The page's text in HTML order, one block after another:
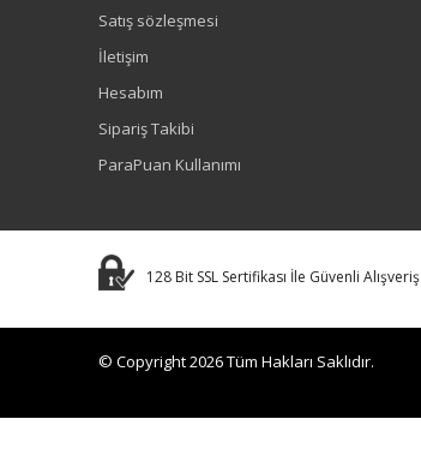
Satış sözleşmesi
İletişim
Hesabım
Sipariş Takibi
ParaPuan Kullanımı
128 Bit SSL Sertifikası İle Güvenli Alışveriş
© Copyright 2026 Tüm Hakları Saklıdır.